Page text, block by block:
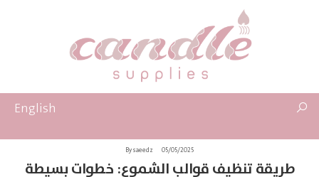
English
05/05/2025
By saeedz
طريقة تنظيف قوالب الشموع: خطوات بسيطة